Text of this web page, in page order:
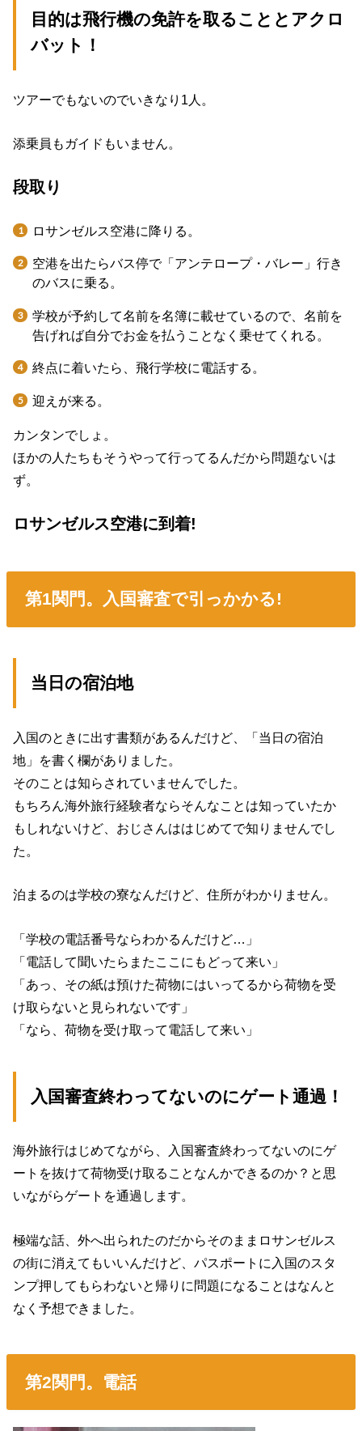
目的は飛行機の免許を取ることとアクロ
バット！
ツアーでもないのでいきなり1人。
添乗員もガイドもいません。
段取り
ロサンゼルス空港に降りる。
空港を出たらバス停で「アンテロープ・バレー」行き
のバスに乗る。
学校が予約して名前を名簿に載せているので、名前を
告げれば自分でお金を払うことなく乗せてくれる。
終点に着いたら、飛行学校に電話する。
迎えが来る。
カンタンでしょ。
ほかの人たちもそうやって行ってるんだから問題ないは
ず。
ロサンゼルス空港に到着!
第1関門。入国審査で引っかかる!
当日の宿泊地
入国のときに出す書類があるんだけど、「当日の宿泊
地」を書く欄がありました。
そのことは知らされていませんでした。
もちろん海外旅行経験者ならそんなことは知っていたか
もしれないけど、おじさんははじめてで知りませんでし
た。
泊まるのは学校の寮なんだけど、住所がわかりません。
「学校の電話番号ならわかるんだけど…」
「電話して聞いたらまたここにもどって来い」
「あっ、その紙は預けた荷物にはいってるから荷物を受
け取らないと見られないです」
「なら、荷物を受け取って電話して来い」
入国審査終わってないのにゲート通過！
海外旅行はじめてながら、入国審査終わってないのにゲ
ートを抜けて荷物受け取ることなんかできるのか？と思
いながらゲートを通過します。
極端な話、外へ出られたのだからそのままロサンゼルス
の街に消えてもいいんだけど、パスポートに入国のスタ
ンプ押してもらわないと帰りに問題になることはなんと
なく予想できました。
第2関門。電話